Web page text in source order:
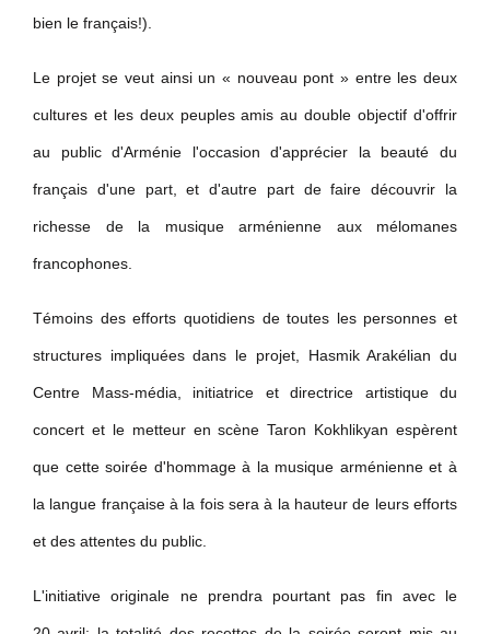
bien le français!).
Le projet se veut ainsi un « nouveau pont » entre les deux
cultures et les deux peuples amis au double objectif d'offrir
au public d'Arménie l'occasion d'apprécier la beauté du
français d'une part, et d'autre part de faire découvrir la
richesse de la musique arménienne aux mélomanes
francophones.
Témoins des efforts quotidiens de toutes les personnes et
structures impliquées dans le projet, Hasmik Arakélian du
Centre Mass-média, initiatrice et directrice artistique du
concert et le metteur en scène Taron Kokhlikyan espèrent
que cette soirée d'hommage à la musique arménienne et à
la langue française à la fois sera à la hauteur de leurs efforts
et des attentes du public.
L'initiative originale ne prendra pourtant pas fin avec le